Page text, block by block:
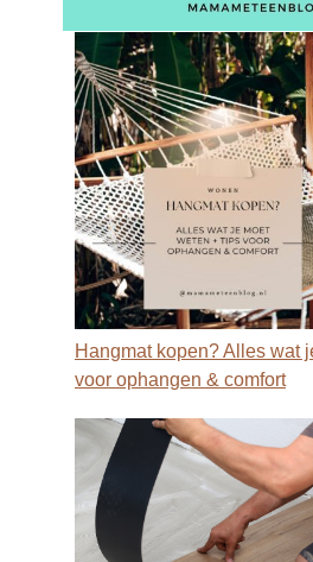
Hangmat kopen? Alles wat
voor ophangen & comfort